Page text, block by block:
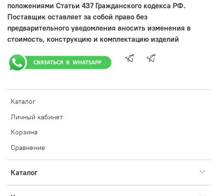
Каталог
Личный кабинет
Корзина
Сравнение
Каталог
положениями Статьи 437 Гражданского кодекса РФ.
Поставщик оставляет за собой право без
предварительного уведомления вносить изменения в
стоимость, конструкцию и комплектацию изделий